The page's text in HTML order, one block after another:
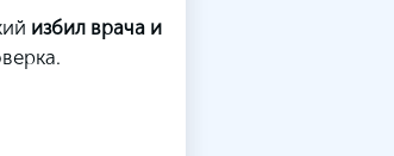
избил врача и